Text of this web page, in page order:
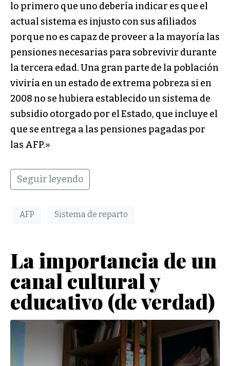
lo primero que uno debería indicar es que el
actual sistema es injusto con sus afiliados
porque no es capaz de proveer a la mayoría las
pensiones necesarias para sobrevivir durante
la tercera edad. Una gran parte de la población
viviría en un estado de extrema pobreza si en
2008 no se hubiera establecido un sistema de
subsidio otorgado por el Estado, que incluye el
que se entrega a las pensiones pagadas por
las AFP.»
Seguir leyendo
AFP Sistema de reparto
La importancia de un
canal cultural y
educativo (de verdad)